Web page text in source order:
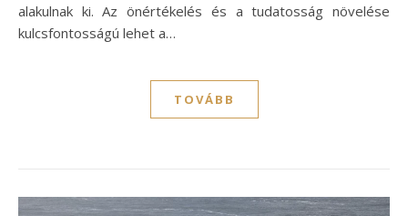
alakulnak ki. Az önértékelés és a tudatosság növelése
kulcsfontosságú lehet a…
TOVÁBB